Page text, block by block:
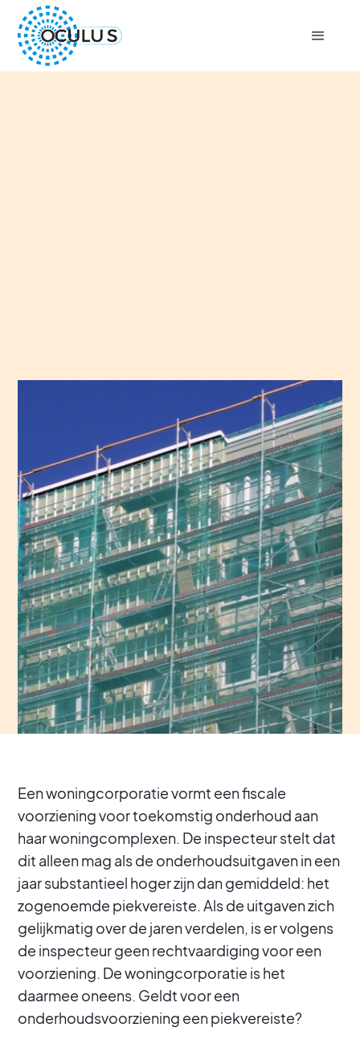
Een woningcorporatie vormt een fiscale
voorziening voor toekomstig onderhoud aan
haar woningcomplexen. De inspecteur stelt dat
dit alleen mag als de onderhoudsuitgaven in een
jaar substantieel hoger zijn dan gemiddeld: het
zogenoemde piekvereiste. Als de uitgaven zich
gelijkmatig over de jaren verdelen, is er volgens
de inspecteur geen rechtvaardiging voor een
voorziening. De woningcorporatie is het
daarmee oneens. Geldt voor een
onderhoudsvoorziening een piekvereiste?